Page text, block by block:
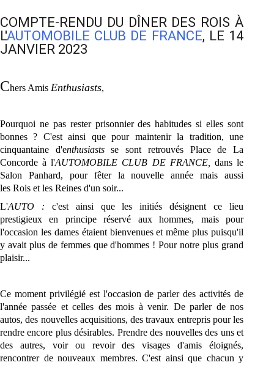
COMPTE-RENDU DU DÎNER DES ROIS À
L'AUTOMOBILE CLUB DE FRANCE, LE 14
JANVIER 2023
Chers Amis Enthusiasts,
Pourquoi ne pas rester prisonnier des habitudes si elles sont
bonnes ? C'est ainsi que pour maintenir la tradition, une
cinquantaine d'enthusiastsse sont
retrouvés Place de La
Concorde à l'AUTOMOBILE CLUB DE FRANCE, dans le
Salon Panhard, pour fêter la nouvelle année mais aussi
les Rois et les Reines d'un soir...
L'AUTO : c'est ainsi que les initiés désignent ce lieu
prestigieux en principe réservé aux hommes, mais pour
l'occasion les dames étaient bienvenues et même plus puisqu'il
y avait plus de femmes que d'hommes ! Pour notre plus grand
plaisir...
Ce moment privilégié est l'occasion de parler des activités de
l'année passée et celles des mois à venir. De parler de nos
autos, des nouvelles acquisitions, des travaux entrepris pour les
rendre encore plus désirables. Prendre des nouvelles des uns et
des autres, voir ou revoir des visages d'amis éloignés,
rencontrer de nouveaux membres. C'est ainsi que chacun y